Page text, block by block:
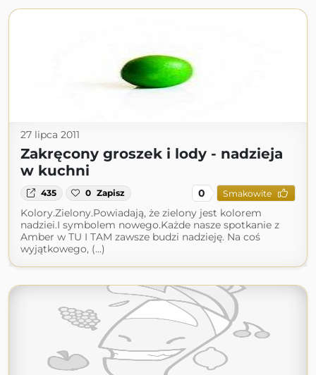
27 lipca 2011
Zakręcony groszek i lody - nadzieja
w kuchni
435 0 Zapisz 0 Smakowite
Kolory.Zielony.Powiadają, że zielony jest kolorem
nadziei.I symbolem nowego.Każde nasze spotkanie z
Amber w TU I TAM zawsze budzi nadzieję. Na coś
wyjątkowego, (...)